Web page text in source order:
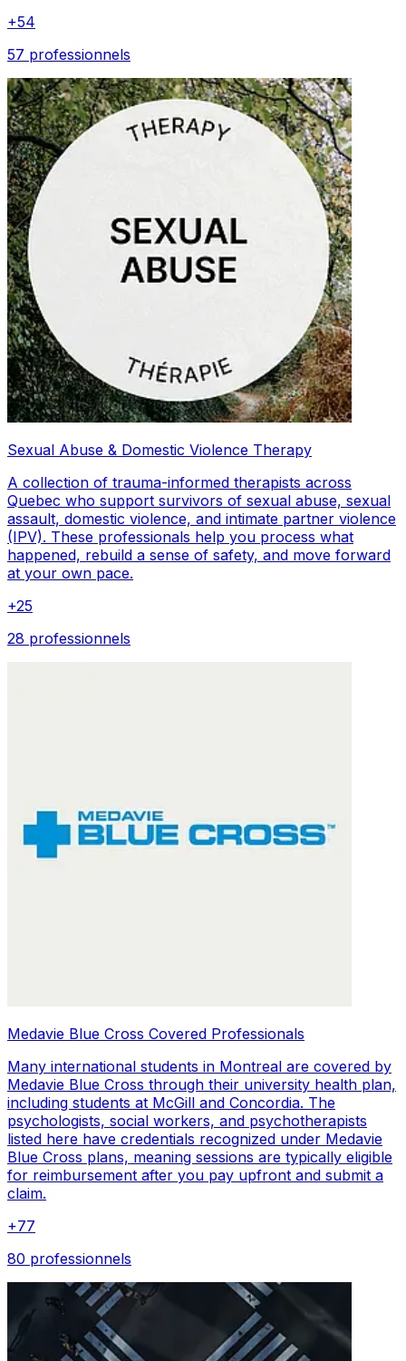
+54
57 professionnels
Sexual Abuse & Domestic Violence Therapy
A collection of trauma-informed therapists across
Quebec who support survivors of sexual abuse, sexual
assault, domestic violence, and intimate partner violence
(IPV). These professionals help you process what
happened, rebuild a sense of safety, and move forward
at your own pace.
+25
28 professionnels
Medavie Blue Cross Covered Professionals
Many international students in Montreal are covered by
Medavie Blue Cross through their university health plan,
including students at McGill and Concordia. The
psychologists, social workers, and psychotherapists
listed here have credentials recognized under Medavie
Blue Cross plans, meaning sessions are typically eligible
for reimbursement after you pay upfront and submit a
claim.
+77
80 professionnels